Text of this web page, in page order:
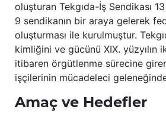
oluşturan Tekgıda-İş Sendikası
9 sendikanın bir araya gelerek
oluşturması ile kurulmuştur.
kimliğini ve gücünü XIX. yüzyılın
itibaren örgütlenme sürecine
işçilerinin mücadeleci
Amaç ve Hedefler